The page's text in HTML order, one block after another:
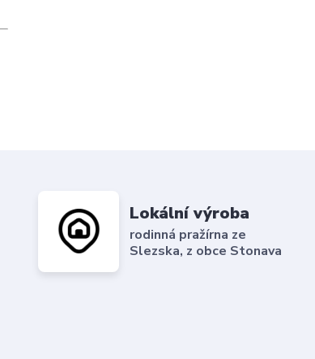
Lokální výroba
rodinná pražírna ze
Slezska, z obce Stonava